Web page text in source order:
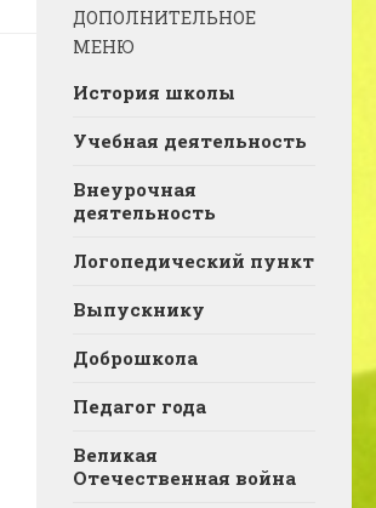
ДОПОЛНИТЕЛЬНОЕ
МЕНЮ
История школы
Учебная деятельность
Внеурочная
деятельность
Логопедический пункт
Выпускнику
Доброшкола
Педагог года
Великая
Отечественная война